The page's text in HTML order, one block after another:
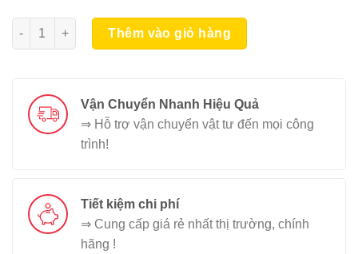
NP HITEX SEALER 5180 20L số lượng
Thêm vào giỏ hàng
Vận Chuyển Nhanh Hiệu Quả
⇒ Hỗ trợ vận chuyển vật tư đến mọi công
trình!
Tiết kiệm chi phí
⇒ Cung cấp giá rẻ nhất thị trường, chính
hãng !